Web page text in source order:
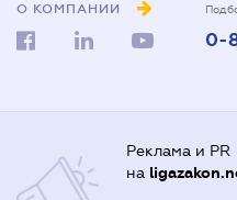
О КОМПАНИИ
0-
Реклама и PR
на